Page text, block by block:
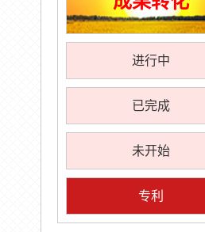
进行中
已完成
未开始
专利